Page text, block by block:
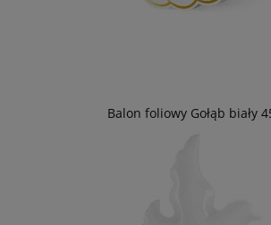
Balon foliowy Gołąb biały